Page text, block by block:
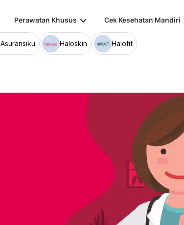
Perawatan Khusus keyboard_arrow_down Cek Kesehatan Mandiri
Asuransiku Haloskin Halofit